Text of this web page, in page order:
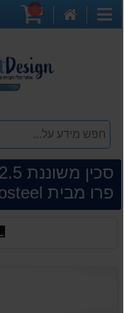
קטגוריות
0
פרו מבית Arcosteel